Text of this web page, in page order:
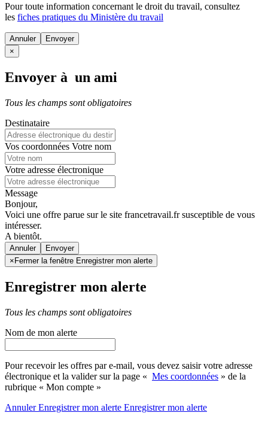
Pour toute information concernant le droit du travail, consultez
les fiches pratiques du Ministère du travail
Annuler
×
Envoyer à un ami
Tous les champs sont obligatoires
Destinataire
Vos coordonnées Votre nom
Votre adresse électronique
Message
Bonjour,
Voici une offre parue sur le site francetravail.fr susceptible de vous
intéresser.
A bientôt.
Annuler
× Fermer la fenêtre Enregistrer mon alerte
Enregistrer mon alerte
Tous les champs sont obligatoires
Nom de mon alerte
Pour recevoir les offres par e-mail, vous devez saisir votre adresse
électronique et la valider sur la page « Mes coordonnées » de la
rubrique « Mon compte »
AnnulerEnregistrer mon alerte Enregistrermon alerte